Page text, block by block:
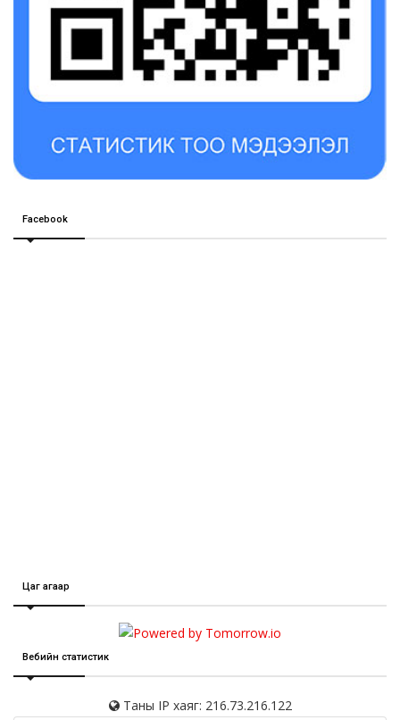
Facebook
Цаг агаар
Вебийн статистик
Таны IP хаяг: 216.73.216.122